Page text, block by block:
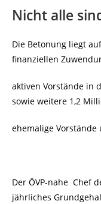
Nicht alle
Die Betonung liegt auf
finanziellen
aktiven Vorstände in
sowie weitere 1,2
ehemalige
Der ÖVP-nahe Chef
jährliches